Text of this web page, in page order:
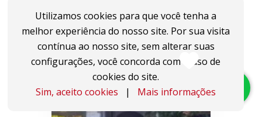
Utilizamos cookies para que você tenha a
melhor experiência do nosso site. Por sua visita
contínua ao nosso site, sem alterar suas
configurações, você concorda com o uso de
cookies do site.
Sim, aceito cookies | Mais informações